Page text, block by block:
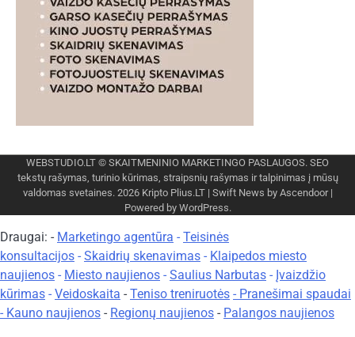
WEBSTUDIO.LT© SKAITMENINIO MARKETINGO PASLAUGOS. SEO
valdomas svetaines. 2026 Kripto Plius.LT| Swift News byAscendoor|
Powered byWordPress.
Marketingo agentūra -Teisinės
naujienos -Miesto naujienos-Saulius Narbutas
kūrimas-Veidoskaita-Teniso treniruotės - Pranešimai spaudai
-Kauno naujienos-Regionų naujienos-Palangos naujienos